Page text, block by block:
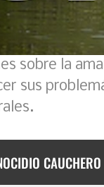
sobre la
sus
CAUCHERO